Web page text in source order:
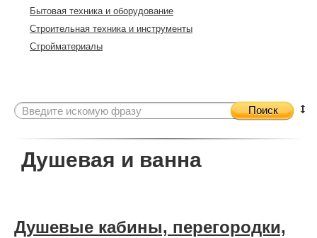
Бытовая техника и оборудование
Строительная техника и инструменты
Стройматериалы
Поиск
Душевая и ванна
Душевые кабины, перегородки,